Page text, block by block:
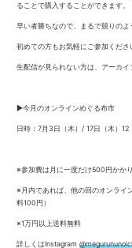
ることで購入することができます。
早い者勝ちなので、まるで競りのよ
初めての方もお気軽にご参加くださ
生配信が見られない方は、アーカイ
▶︎今月のオンラインめぐる布市
日時：7月3日（木）/ 17日（木）
※参加費は月に一度だけ500円かか
※月内であれば、他の回のオンライ
料100円）
※1万円以上送料無料
詳しくはInstagram